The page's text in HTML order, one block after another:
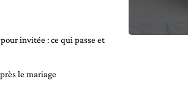
invitée : ce qui passe et
le mariage